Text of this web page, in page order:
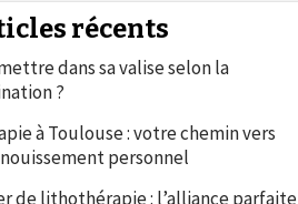
récents
dans sa valise selon la
?
à Toulouse : votre chemin vers
personnel
de lithothérapie : l’alliance parfaite